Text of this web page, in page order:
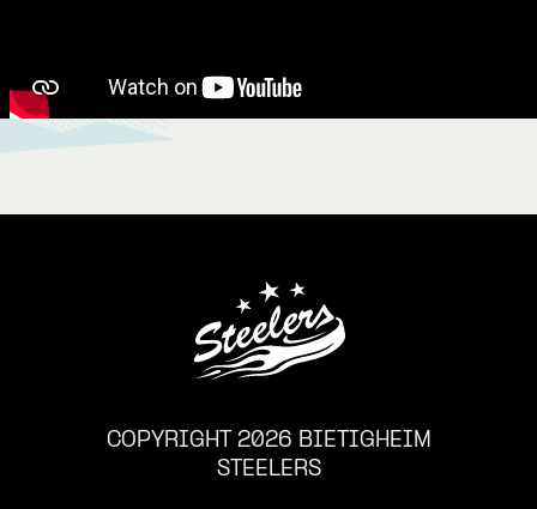
COPYRIGHT 2026 BIETIGHEIM
STEELERS